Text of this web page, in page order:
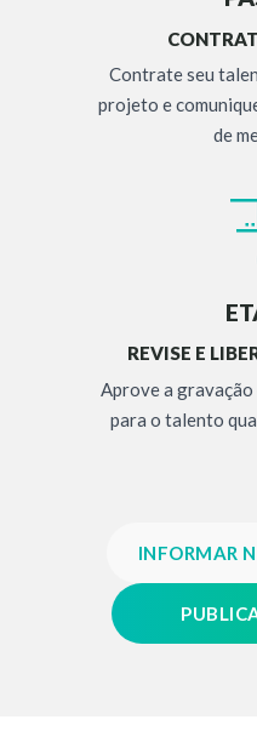
Contrate seu
projeto e
de
REVISE E
Aprove a
para o talento
INFORMAR